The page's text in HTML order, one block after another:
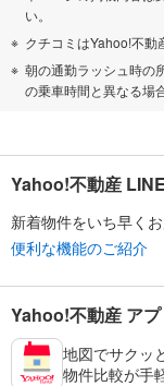
い。
クチコミはYahoo!不動
朝の通勤ラッシュ時の
の乗車時間と異なる場
Yahoo!不動産
新着物件をいち早くお
便利な機能のご紹介
Yahoo!不動産 アプ
地図でサクッ
物件比較が手